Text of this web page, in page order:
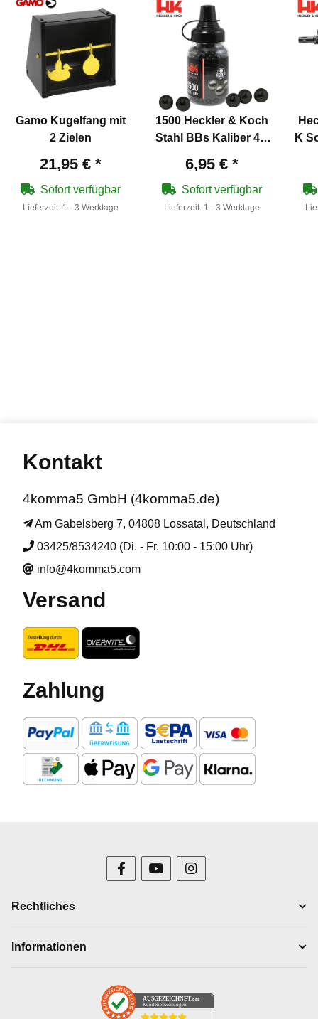
Gamo Kugelfang mit
2 Zielen
21,95 € *
Sofort verfügbar
Lieferzeit: 1 - 3 Werktage
1500 Heckler & Koch
Stahl BBs Kaliber 4,5
6,95 € *
Sofort verfügbar
Lieferzeit: 1 - 3 Werktage
K
Kontakt
4komma5 GmbH (4komma5.de)
Am Gabelsberg 7, 04808 Lossatal, Deutschland
03425/8534240 (Di. - Fr. 10:00 - 15:00 Uhr)
info@4komma5.com
Versand
Zahlung
Rechtliches
Informationen
AUSGEZEICHNET .org
Kundenbewertungen